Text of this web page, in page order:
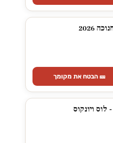
2026
🎫 הבטח את מקומך